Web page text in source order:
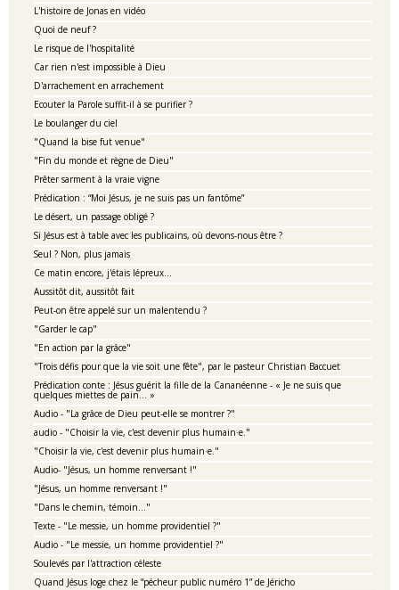
L'histoire de Jonas en vidéo
Quoi de neuf ?
Le risque de l'hospitalité
Car rien n'est impossible à Dieu
D'arrachement en arrachement
Ecouter la Parole suffit-il à se purifier ?
Le boulanger du ciel
"Quand la bise fut venue"
"Fin du monde et règne de Dieu"
Prêter sarment à la vraie vigne
Prédication : “Moi Jésus, je ne suis pas un fantôme”
Le désert, un passage obligé ?
Si Jésus est à table avec les publicains, où devons-nous être ?
Seul ? Non, plus jamais
Ce matin encore, j'étais lépreux...
Aussitôt dit, aussitôt fait
Peut-on être appelé sur un malentendu ?
"Garder le cap"
"En action par la grâce"
"Trois défis pour que la vie soit une fête", par le pasteur Christian Baccuet
Prédication conte : Jésus guérit la fille de la Cananéenne - « Je ne suis que
quelques miettes de pain… »
Audio - "La grâce de Dieu peut-elle se montrer ?"
audio - "Choisir la vie, c'est devenir plus humain·e."
"Choisir la vie, c'est devenir plus humain·e."
Audio- "Jésus, un homme renversant !"
"Jésus, un homme renversant !"
"Dans le chemin, témoin..."
Texte - "Le messie, un homme providentiel ?"
Audio - "Le messie, un homme providentiel ?"
Soulevés par l'attraction céleste
Quand Jésus loge chez le “pécheur public numéro 1” de Jéricho